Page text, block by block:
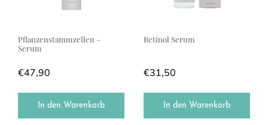
Pflanzenstammzellen –
Serum
€47,90
In den Warenkorb
Retinol Serum
€31,50
In den Warenkorb